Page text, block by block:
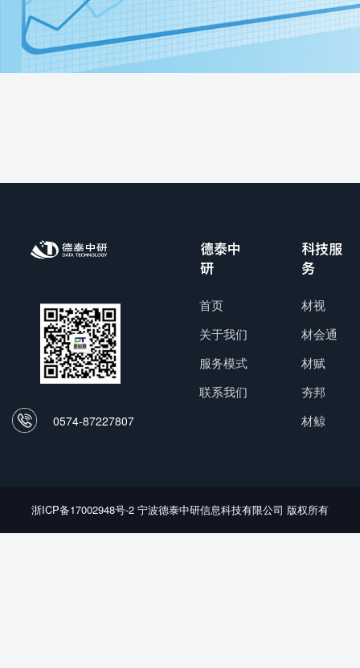
0574-87227807
德泰中
研
首页
关于我们
服务模式
联系我们
科技服
务
材视
材会通
材赋
夯邦
材鲸
浙ICP备17002948号-2 宁波德泰中研信息科技有限公司 版权所有